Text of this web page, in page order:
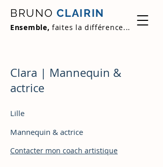
BRUNO CLAIRIN
Ensemble, faites la différence...
Clara | Mannequin &
actrice
Lille
Mannequin & actrice
Contacter mon coach artistique